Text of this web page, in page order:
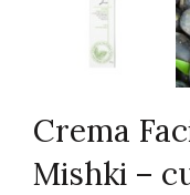
Crema
Mishki –